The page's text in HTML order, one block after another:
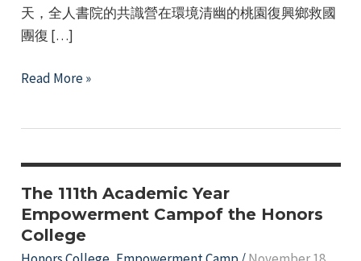
天，全人書院的共識營在環境清幽的桃園復興鄉救國
團復 […]
Honors
Camp:
Unite
and
Co-
Read More »
The 111th Academic Year
Empowerment Campof the Honors
College